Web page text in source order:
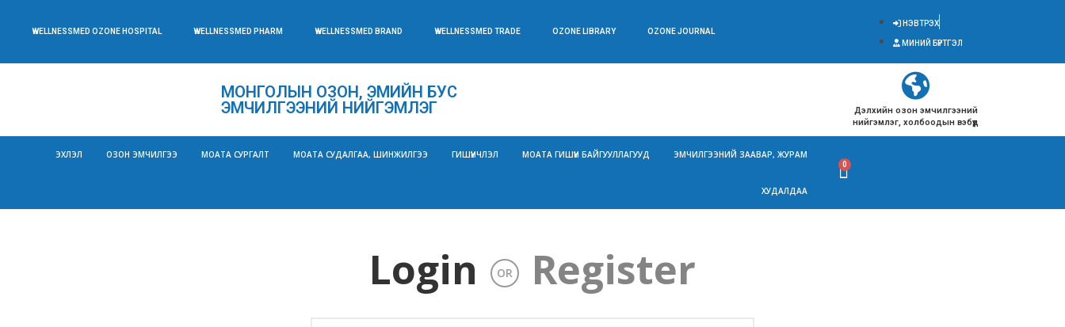
WELLNESSMED OZONE HOSPITAL WELLNESSMED PHARM WELLNESSMED BRAND WELLNESSMED TRADE OZONE LIBRARY OZONE JOURNAL
НЭВТРЭХ
МИНИЙ БҮРТГЭЛ
МОНГОЛЫН ОЗОН, ЭМИЙН БУС
ЭМЧИЛГЭЭНИЙ НИЙГЭМЛЭГ
Дэлхийн озон эмчилгээний
нийгэмлэг, холбоодын вэбүүд
ЭХЛЭЛ ОЗОН ЭМЧИЛГЭЭ МОАТА СУРГАЛТ МОАТА СУДАЛГАА, ШИНЖИЛГЭЭ ГИШҮҮНЧЛЭЛ МОАТА ГИШҮҮН БАЙГУУЛЛАГУУД ЭМЧИЛГЭЭНИЙ ЗААВАР, ЖУРАМ
ХУДАЛДАА
Login OR Register